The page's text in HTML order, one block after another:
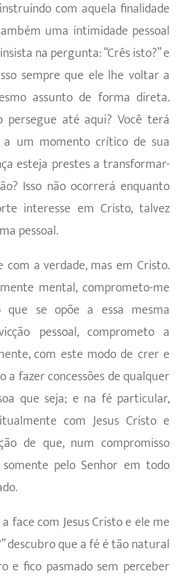
com aquela finalidade
uma intimidade pessoal
na pergunta: “Crês isto?” e
sempre que ele lhe voltar a
assunto de forma direta.
até aqui? Você terá
a um momento crítico de sua
esteja prestes a transformar-
Isso não ocorrerá enquanto
interesse em Cristo, talvez
pessoal.
a verdade, mas em Cristo.
mental, comprometo-me
se opõe a essa mesma
pessoal, comprometo a
com este modo de crer e
fazer concessões de qualquer
que seja; e na fé particular,
com Jesus Cristo e
de que, num compromisso
pelo Senhor em todo
face com Jesus Cristo e ele me
descubro que a fé é tão natural
e fico pasmado sem perceber